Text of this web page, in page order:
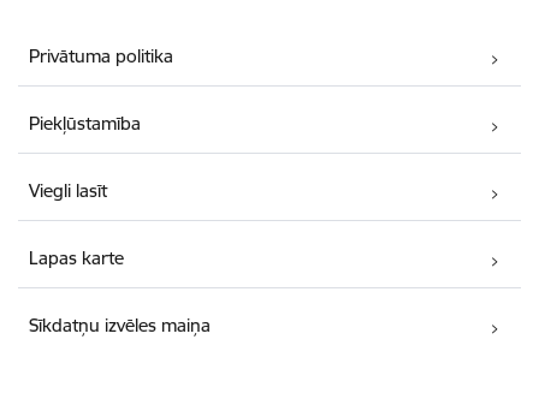
Privātuma politika
Piekļūstamība
Viegli lasīt
Lapas karte
Sīkdatņu izvēles maiņa